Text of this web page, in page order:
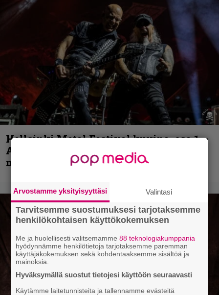
Hellsinki Metal Festival kuvina, osa 1 –
Accept, Carcass, Black Label Society ja
muita avauspäivän esiintyjiä
Arvostamme yksityisyyttäsi Valintasi
Tarvitsemme suostumuksesi tarjotaksemme
henkilökohtaisen käyttökokemuksen
Me ja huolellisesti valitsemamme88 teknologiakumppania
hyödynnämme henkilötietoja tarjotaksemme paremman
käyttäjäkokemuksen sekä kohdentaaksemme sisältöä ja
mainoksia.
Hyväksymällä suostut tietojesi käyttöön seuraavasti
Käytämme laitetunnisteita ja tallennamme evästeitä